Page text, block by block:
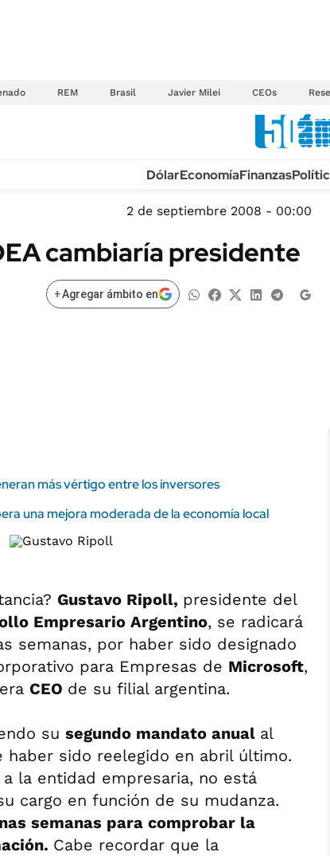
REM Brasil Javier Milei CEOs
Sustentabilidad
ENERGY REPORT
TECNOLOGÍA
MÉXICO
MUNDO
INFORMACIÓN GENERAL
DólarEconomíaFinanzas
2 de septiembre 2008 - 00:00
cambiaría presidente
+Agregar ámbito en
más vértigo entre los inversores
una mejora moderada de la economía local
Gustavo Ripoll, presidente del
Empresario Argentino, se radicará
semanas, por haber sido designado
para Empresas de Microsoft,
CEO de su filial argentina.
su segundo mandato anual al
haber sido reelegido en abril último.
la entidad empresaria, no está
cargo en función de su mudanza.
semanas para comprobar la
Cabe recordar que la